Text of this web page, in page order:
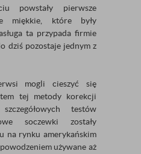
powstały pierwsze
miękkie, które były
ta przypada firmie
dziś pozostaje jednym z
mogli cieszyć się
tej metody korekcji
testów
soczewki zostały
na rynku amerykańskim
używane aż